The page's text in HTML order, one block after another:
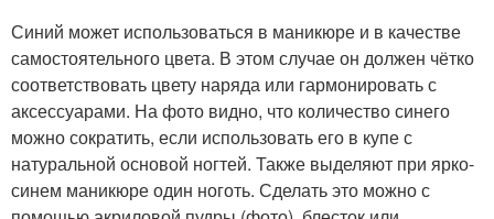
Синий может использоваться в маникюре и в качестве
самостоятельного цвета. В этом случае он должен чётко
соответствовать цвету наряда или гармонировать с
аксессуарами. На фото видно, что количество синего
можно сократить, если использовать его в купе с
натуральной основой ногтей. Также выделяют при ярко-
синем маникюре один ноготь. Сделать это можно с